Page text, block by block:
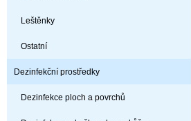
Leštěnky
Ostatní
Dezinfekční prostředky
Dezinfekce ploch a povrchů